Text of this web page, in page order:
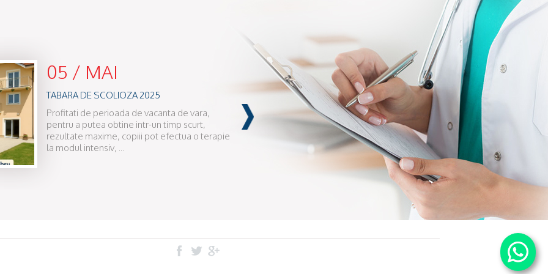
05 / MAI
TABARA DE SCOLIOZA 2025
Profitati de perioada de vacanta de vara,
pentru a putea obtine intr-un timp scurt,
rezultate maxime, copiii pot efectua o terapie
la modul intensiv, ...
25 / OCT
Descoperă noul concept
Descoperă noul concept
CLINICA MULLER: TRUP ȘI
Echilibrează-ți viața fizic și
program creat specia...